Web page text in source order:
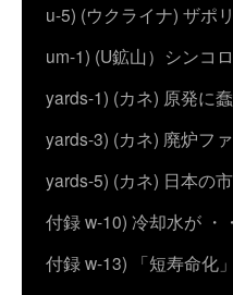
u-5) (ウクライナ) ザポ
um-1) (U鉱山）シンコ
yards-1) (カネ) 原発に
yards-3) (カネ) 廃炉フ
yards-5) (カネ) 日本の
付録 w-10) 冷却水が ・
付録 w-13) 「短寿命化